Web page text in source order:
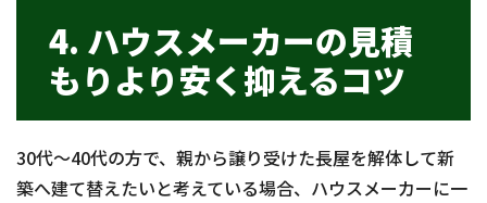
4. ハウスメーカーの見積
もりより安く抑えるコツ
30代〜40代の方で、親から譲り受けた長屋を解体して新
築へ建て替えたいと考えている場合、ハウスメーカーに一